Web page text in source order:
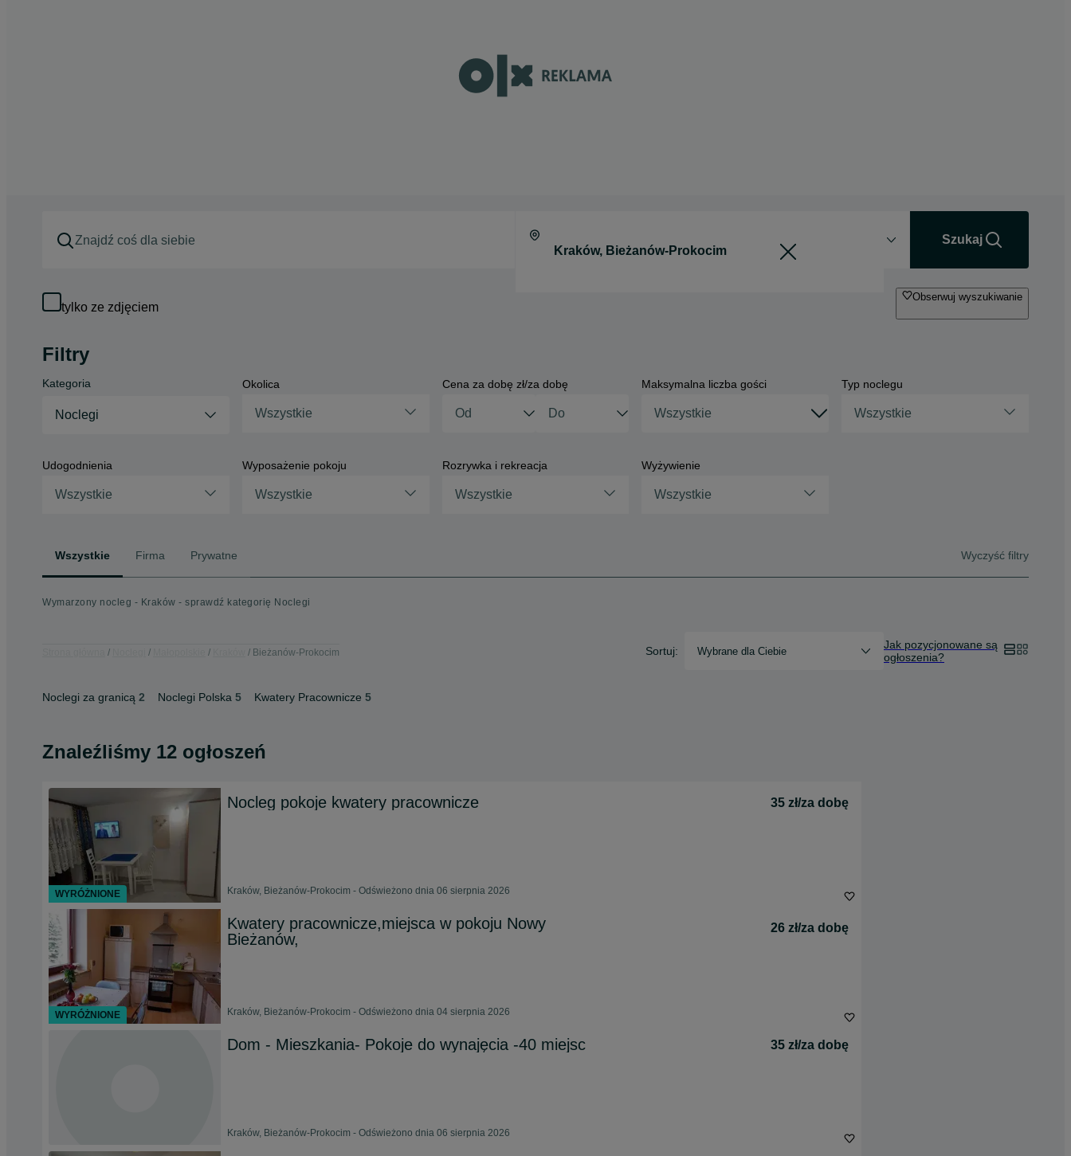
Szukaj
tylko ze zdjęciem
Obserwuj wyszukiwanie
Filtry
Kategoria
Noclegi
Okolica
Wszystkie
Cena za dobę zł/za dobę Maksymalna liczba gości Typ noclegu
Wszystkie
Udogodnienia
Wszystkie
Wyposażenie pokoju
Wszystkie
Rozrywka i rekreacja
Wszystkie
Wyżywienie
Wszystkie
Wszystkie Firma Prywatne Wyczyść filtry
Wymarzony nocleg - Kraków - sprawdź kategorię Noclegi
Bieżanów-Prokocim Sortuj: Wybrane dla Ciebie
Jak pozycjonowane są
ogłoszenia?
Noclegi za granicą 2 Noclegi Polska 5 Kwatery Pracownicze 5
Znaleźliśmy 12 ogłoszeń
Nocleg pokoje kwatery pracownicze 35 zł/za dobę
Kraków, Bieżanów-Prokocim - Odświeżono dnia 06 sierpnia 2026
Kwatery pracownicze,miejsca w pokoju Nowy
Bieżanów,
26 zł/za dobę
Kraków, Bieżanów-Prokocim - Odświeżono dnia 04 sierpnia 2026
Dom - Mieszkania- Pokoje do wynajęcia -40 miejsc 35 zł/za dobę
Kraków, Bieżanów-Prokocim - Odświeżono dnia 06 sierpnia 2026
WYRÓŻNIONE
WYRÓŻNIONE